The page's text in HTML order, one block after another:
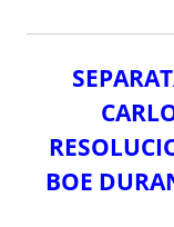
BOE